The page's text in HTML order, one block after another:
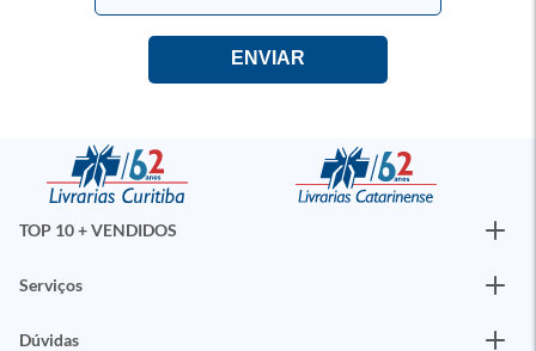
TOP 10 + VENDIDOS
Serviços
Dúvidas